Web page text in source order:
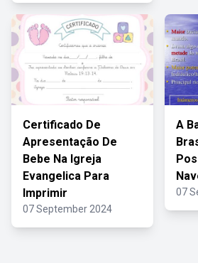
Certificado De
Apresentação De
Bebe Na Igreja
Evangelica Para
Imprimir
07 September 2024
A
07